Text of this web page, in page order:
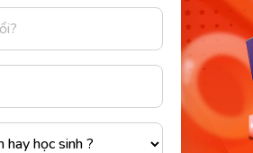
sàng vào lớp một của trẻ 5-6
dành nhiều thời gian công sức
dậy sớm, mặc quần áo, gặp
các môn học kiến thức cần thiết
Nếu bạn chuẩn bị đầy đủ cho